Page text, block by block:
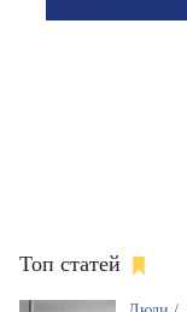
Топ статей